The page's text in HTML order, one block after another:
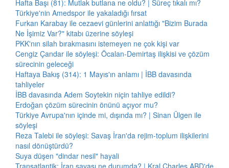
Hafta Başı (81): Mutlak butlana ne oldu? | Süreç tıkalı mı?
Türkiye'nin Amedspor ile yakaladığı fırsat
Furkan Karabay ile cezaevi günlerini anlattığı "Bizim Burada
Ne İşimiz Var?" kitabı üzerine söyleşi
PKK'nın silah bırakmasını istemeyen ne çok kişi var
Cengiz Çandar ile söyleşi: Öcalan-Demirtaş ilişkisi ve çözüm
sürecinin geleceği
Haftaya Bakış (314): 1 Mayıs'ın anlamı | İBB davasında
tahliyeler
İBB davasında Adem Soytekin niçin tahliye edildi?
Erdoğan çözüm sürecinin önünü açıyor mu?
Türkiye Avrupa'nın içinde mi, dışında mı? | Sinan Ülgen ile
söyleşi
Reza Talebi ile söyleşi: Savaş İran'da rejim-toplum ilişkilerini
nasıl dönüştürdü?
Suya düşen "dindar nesil" hayali
Transatlantik: İran savaşı ne durumda? | Kral Charles ABD'de